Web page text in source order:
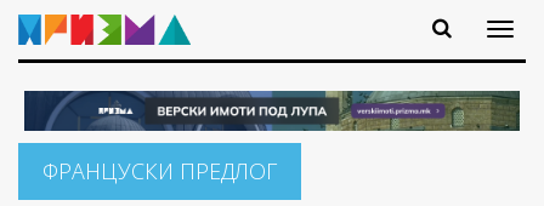
ФРАНЦУСКИ ПРЕДЛОГ